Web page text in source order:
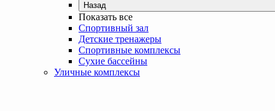
Назад
Показать все
Спортивный зал
Детские тренажеры
Спортивные комплексы
Сухие бассейны
Уличные комплексы